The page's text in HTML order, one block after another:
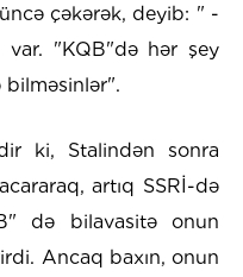
çəkərək, deyib: " -
var. "KQB"də hər şey
ki, Stalindən sonra
artıq SSRİ-də
də bilavasitə onun
Ancaq baxın, onun